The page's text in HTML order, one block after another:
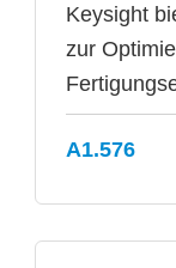
Keysight
zur
A1.576